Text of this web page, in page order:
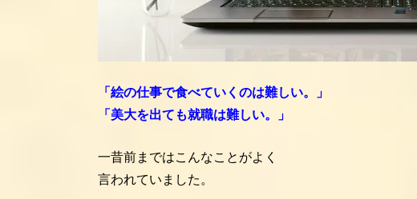
「絵の仕事で食べていくのは難しい。」
「美大を出ても就職は難しい。」
一昔前まではこんなことがよく
言われていました。